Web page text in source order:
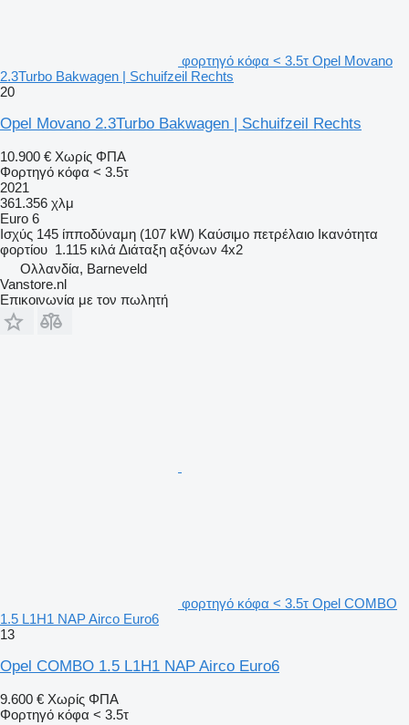
φορτηγό κόφα < 3.5τ Opel Movano
2.3Turbo Bakwagen | Schuifzeil Rechts
20
Opel Movano 2.3Turbo Bakwagen | Schuifzeil Rechts
10.900 € Χωρίς ΦΠΑ
Φορτηγό κόφα < 3.5τ
2021
361.356 χλμ
Euro 6
Ισχύς 145 ίπποδύναμη (107 kW) Καύσιμο πετρέλαιο Ικανότητα
φορτίου 1.115 κιλά Διάταξη αξόνων 4x2
Ολλανδία, Barneveld
Vanstore.nl
Επικοινωνία με τον πωλητή
φορτηγό κόφα < 3.5τ Opel COMBO
1.5 L1H1 NAP Airco Euro6
13
Opel COMBO 1.5 L1H1 NAP Airco Euro6
9.600 € Χωρίς ΦΠΑ
Φορτηγό κόφα < 3.5τ